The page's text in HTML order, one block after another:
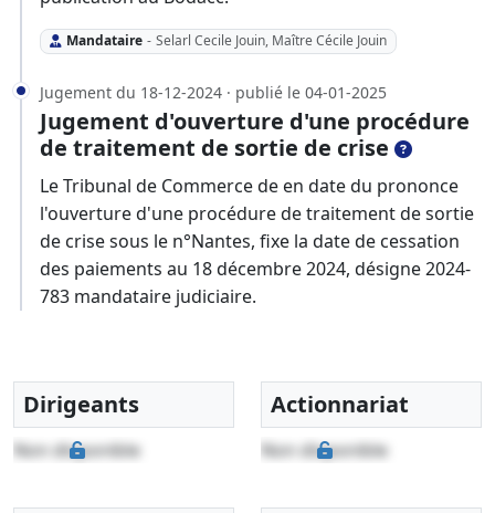
Mandataire - Selarl Cecile Jouin, Maître Cécile Jouin
Jugement du 18-12-2024 · publié le 04-01-2025
Jugement d'ouverture d'une procédure
de traitement de sortie de crise
Le Tribunal de Commerce de en date du prononce
l'ouverture d'une procédure de traitement de sortie
de crise sous le n°Nantes, fixe la date de cessation
des paiements au 18 décembre 2024, désigne 2024-
783 mandataire judiciaire.
Dirigeants
Non disponible
Actionnariat
Non disponible